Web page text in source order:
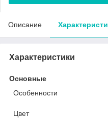
Описание
Характеристики
Основные
Особенности
Цвет